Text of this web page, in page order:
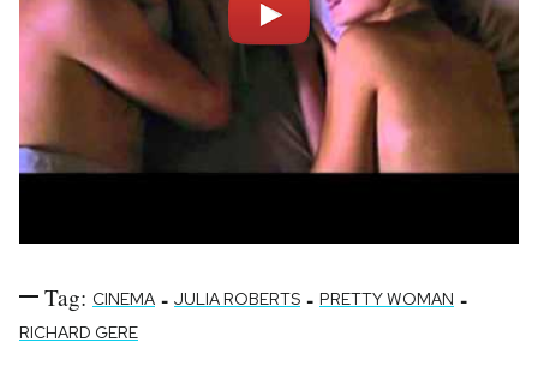
Tag: CINEMA - JULIA ROBERTS - PRETTY WOMAN -
RICHARD GERE